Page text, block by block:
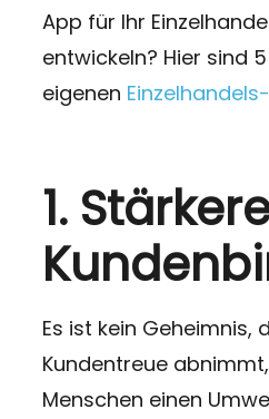
App für Ihr
entwickeln? Hier sind
eigenen
1.
Es ist kein Geheimnis,
Kundentreue
Menschen einen